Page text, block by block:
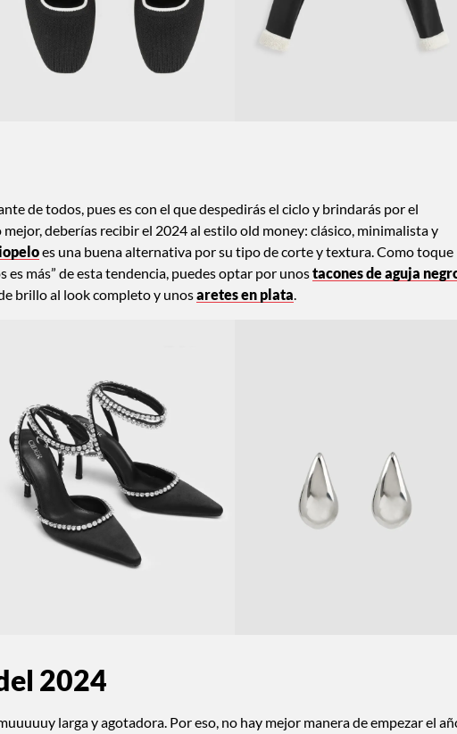
de todos, pues es con el que despedirás el ciclo y brindarás por el
deberías recibir el 2024 al estilo old money: clásico, minimalista y
es una buena alternativa por su tipo de corte y textura. Como toque
es más” de esta tendencia, puedes optar por unostacones de aguja
brillo al look completo y unosaretes en plata.
2024
larga y agotadora. Por eso, no hay mejor manera de empezar el